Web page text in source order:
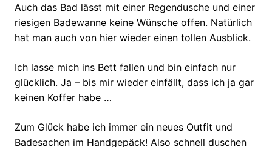
Auch das Bad lässt mit einer Regendusche und einer
riesigen Badewanne keine Wünsche offen. Natürlich
hat man auch von hier wieder einen tollen Ausblick.
Ich lasse mich ins Bett fallen und bin einfach nur
glücklich. Ja – bis mir wieder einfällt, dass ich ja gar
keinen Koffer habe …
Zum Glück habe ich immer ein neues Outfit und
Badesachen im Handgepäck! Also schnell duschen